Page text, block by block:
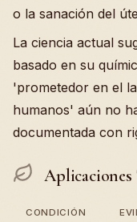
o la sanación del
La ciencia actual
basado en su
'prometedor en el
humanos' aún no
documentada con
Aplicaciones
CONDICIÓN